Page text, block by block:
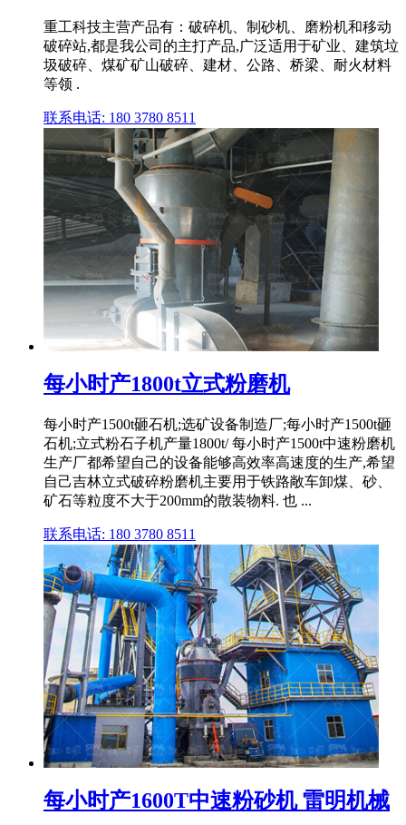
重工科技主营产品有：破碎机、制砂机、磨粉机和移动
破碎站,都是我公司的主打产品,广泛适用于矿业、建筑垃
圾破碎、煤矿矿山破碎、建材、公路、桥梁、耐火材料
等领 .
联系电话: 180 3780 8511
每小时产1800t立式粉磨机
每小时产1500t砸石机;选矿设备制造厂;每小时产1500t砸
石机;立式粉石子机产量1800t/ 每小时产1500t中速粉磨机
生产厂都希望自己的设备能够高效率高速度的生产,希望
自己吉林立式破碎粉磨机主要用于铁路敞车卸煤、砂、
矿石等粒度不大于200mm的散装物料. 也 ...
联系电话: 180 3780 8511
每小时产1600T中速粉砂机 雷明机械